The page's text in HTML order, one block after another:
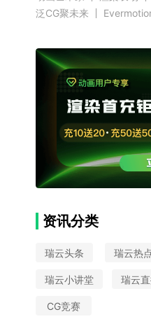
泛CG聚未来
渲染客户端快讯
C4D新
好莱坞影视云渲染
CG渲染新闻
Siggraph
GPU渲染
CPU渲染
瑞云科技
瑞云大事件
三维渲染
效果图设计大
瑞云
V-Ray新闻
渲染插件
北京电影学院
CIS设计
Turtle渲染器
金鸡百花奖
资讯分类
瑞云头条 瑞云热
瑞云小讲堂 瑞云
CG竞赛